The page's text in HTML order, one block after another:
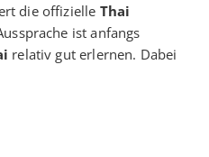
die offizielle Thai
ist anfangs
relativ gut erlernen. Dabei